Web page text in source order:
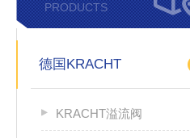
PRODUCTS
德国KRACHT
KRACHT溢流阀